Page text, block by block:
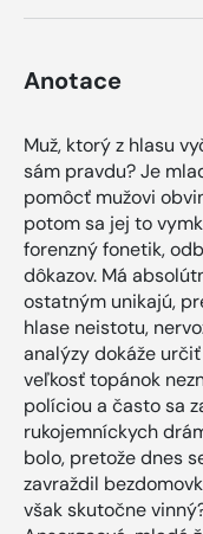
Anotace
Muž, ktorý z hlasu
sám pravdu? Je
pomôcť mužovi
potom sa jej to
forenzný fonetik,
dôkazov. Má
ostatným unikajú,
hlase neistotu,
analýzy dokáže
veľkosť topánok
políciou a často sa
rukojemníckych
bolo, pretože dnes
zavraždil
však skutočne